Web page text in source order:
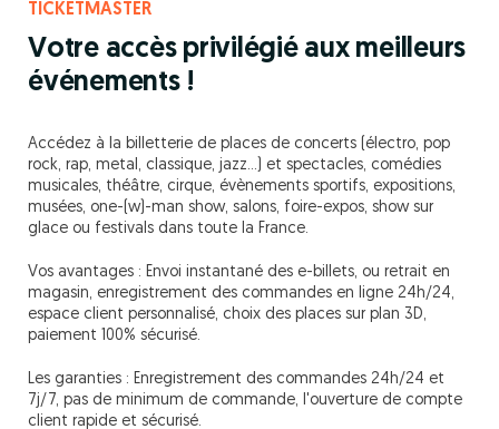
TICKETMASTER
Votre accès privilégié aux meilleurs
événements !
Accédez à la billetterie de places de concerts (électro, pop
rock, rap, metal, classique, jazz…) et spectacles, comédies
musicales, théâtre, cirque, évènements sportifs, expositions,
musées, one-(w)-man show, salons, foire-expos, show sur
glace ou festivals dans toute la France.
Vos avantages : Envoi instantané des e-billets, ou retrait en
magasin, enregistrement des commandes en ligne 24h/24,
espace client personnalisé, choix des places sur plan 3D,
paiement 100% sécurisé.
Les garanties : Enregistrement des commandes 24h/24 et
7j/7, pas de minimum de commande, l'ouverture de compte
client rapide et sécurisé.